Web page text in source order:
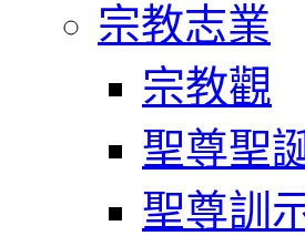
宗教志業
宗教觀
聖尊聖
聖尊訓